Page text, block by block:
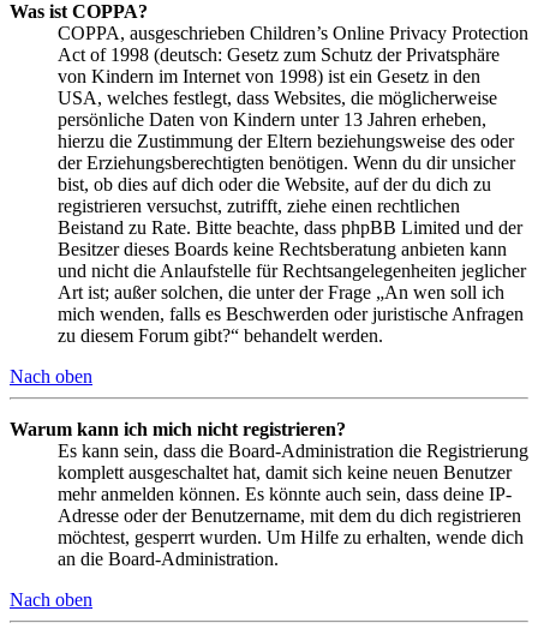
Was ist COPPA?
COPPA, ausgeschrieben Children’s Online Privacy Protection
Act of 1998 (deutsch: Gesetz zum Schutz der Privatsphäre
von Kindern im Internet von 1998) ist ein Gesetz in den
USA, welches festlegt, dass Websites, die möglicherweise
persönliche Daten von Kindern unter 13 Jahren erheben,
hierzu die Zustimmung der Eltern beziehungsweise des oder
der Erziehungsberechtigten benötigen. Wenn du dir unsicher
bist, ob dies auf dich oder die Website, auf der du dich zu
registrieren versuchst, zutrifft, ziehe einen rechtlichen
Beistand zu Rate. Bitte beachte, dass phpBB Limited und der
Besitzer dieses Boards keine Rechtsberatung anbieten kann
und nicht die Anlaufstelle für Rechtsangelegenheiten jeglicher
Art ist; außer solchen, die unter der Frage „An wen soll ich
mich wenden, falls es Beschwerden oder juristische Anfragen
zu diesem Forum gibt?“ behandelt werden.
Nach oben
Warum kann ich mich nicht registrieren?
Es kann sein, dass die Board-Administration die Registrierung
komplett ausgeschaltet hat, damit sich keine neuen Benutzer
mehr anmelden können. Es könnte auch sein, dass deine IP-
Adresse oder der Benutzername, mit dem du dich registrieren
möchtest, gesperrt wurden. Um Hilfe zu erhalten, wende dich
an die Board-Administration.
Nach oben